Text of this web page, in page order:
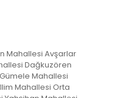
Mahallesi Avşarlar
Dağkuzören
Mahallesi
Mahallesi Orta